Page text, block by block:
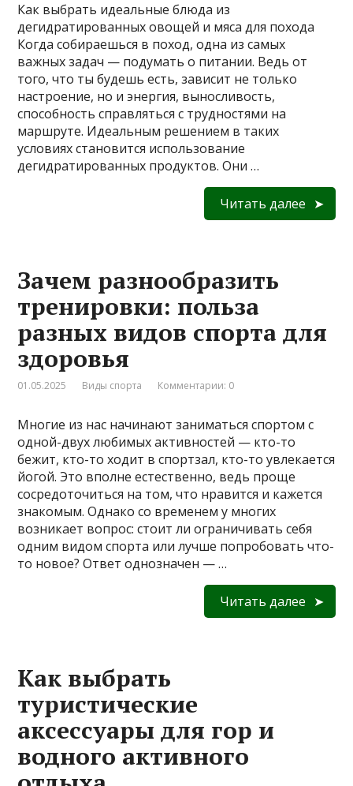
Как выбрать идеальные блюда из
дегидратированных овощей и мяса для похода
Когда собираешься в поход, одна из самых
важных задач — подумать о питании. Ведь от
того, что ты будешь есть, зависит не только
настроение, но и энергия, выносливость,
способность справляться с трудностями на
маршруте. Идеальным решением в таких
условиях становится использование
дегидратированных продуктов. Они …
Читать далее
Зачем разнообразить
тренировки: польза
разных видов спорта для
здоровья
01.05.2025 Виды спорта Комментарии: 0
Многие из нас начинают заниматься спортом с
одной-двух любимых активностей — кто-то
бежит, кто-то ходит в спортзал, кто-то увлекается
йогой. Это вполне естественно, ведь проще
сосредоточиться на том, что нравится и кажется
знакомым. Однако со временем у многих
возникает вопрос: стоит ли ограничивать себя
одним видом спорта или лучше попробовать что-
то новое? Ответ однозначен — …
Читать далее
Как выбрать
туристические
аксессуары для гор и
водного активного